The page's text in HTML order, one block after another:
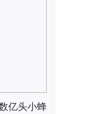
亿头小蜂